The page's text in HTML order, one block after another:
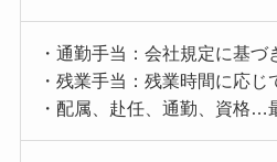
・通勤手当：会社規定に基づ
・残業手当：残業時間に応じ
・配属、赴任、通勤、資格…